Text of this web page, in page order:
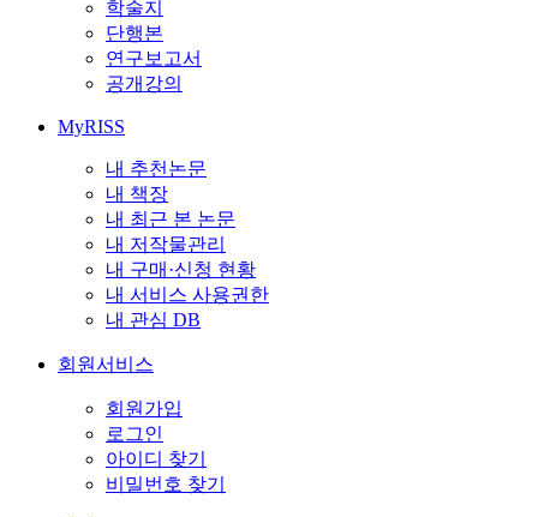
학술지
단행본
연구보고서
공개강의
MyRISS
내 추천논문
내 책장
내 최근 본 논문
내 저작물관리
내 구매·신청 현황
내 서비스 사용권한
내 관심 DB
회원서비스
회원가입
로그인
아이디 찾기
비밀번호 찾기